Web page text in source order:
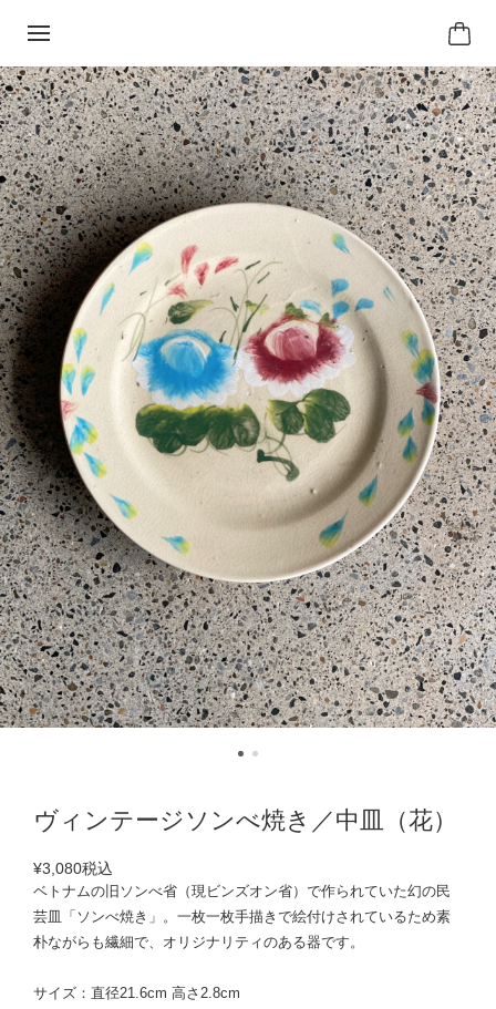
ヴィンテージソンべ焼き／中皿（花）
¥3,080税込
ベトナムの旧ソンべ省（現ビンズオン省）で作られていた幻の民
芸皿「ソンべ焼き」。一枚一枚手描きで絵付けされているため素
朴ながらも繊細で、オリジナリティのある器です。
サイズ：直径21.6cm 高さ2.8cm